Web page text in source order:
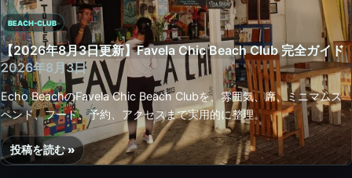
ス
ミ
ニ
ャ
ッ
ク
で
夕
日・
プ
新】
Cretya
Ubud
完
全
ガ
イ
ド
|
BEACH-CLUB
【2026年8月3日更新】Favela Chic Beach Club 完全ガイド
2026年8月3日
Echo BeachのFavela Chic Beach Clubを、雰囲気、席、ミニマムス
ペンド、フード、予約、アクセスまで実用的に整理。
【2026
投稿を読む »